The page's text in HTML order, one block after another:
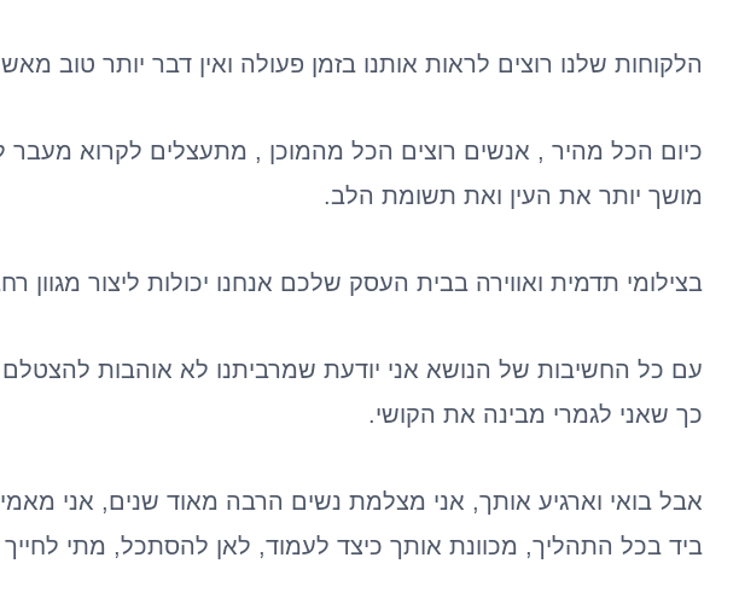
הלקוחות שלנו רוצים לראות אותנו בזמן פעולה ואין דבר יותר
מושך יותר את העין ואת תשומת הלב.
בצילומי תדמית ואווירה בבית העסק שלכם אנחנו יכולות ליצור
עם כל החשיבות של הנושא אני יודעת שמרביתנו לא אוהבות
כך שאני לגמרי מבינה את הקושי.
אבל בואי וארגיע אותך, אני מצלמת נשים הרבה מאוד שנים, אני
ביד בכל התהליך, מכוונת אותך כיצד לעמוד, לאן להסתכל, מתי